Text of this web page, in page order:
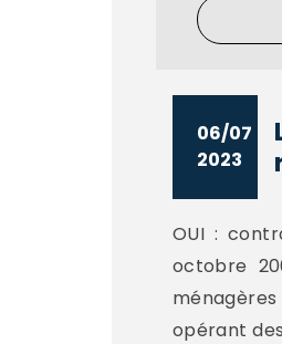
06/07
2023
OUI :
octobre
opérant